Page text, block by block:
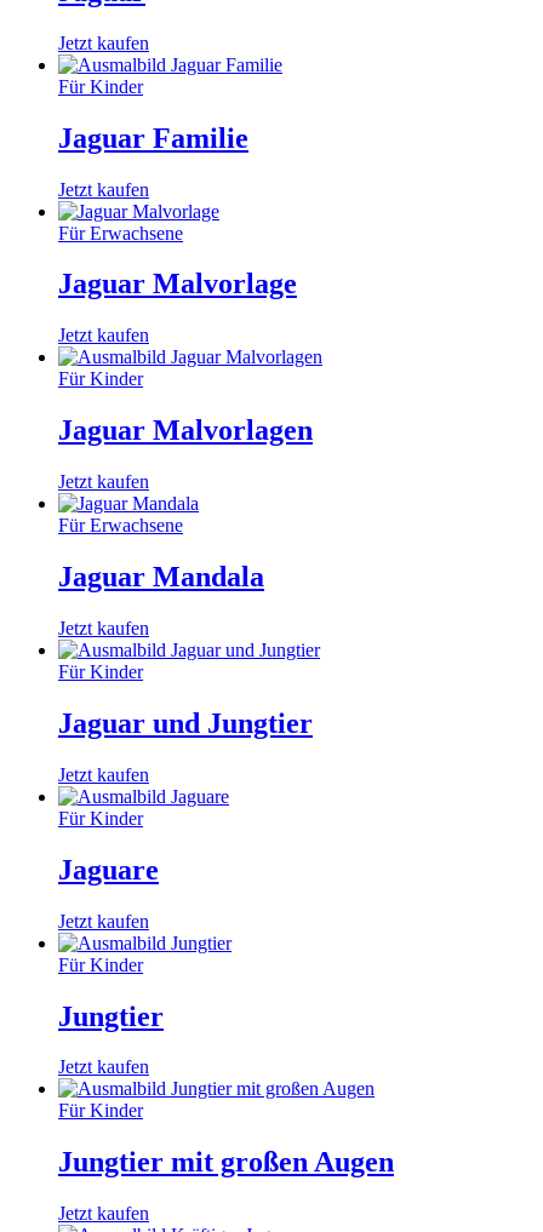
Jetzt kaufen
Für Kinder
Jaguar Familie
Jetzt kaufen
Für Erwachsene
Jaguar Malvorlage
Jetzt kaufen
Für Kinder
Jaguar Malvorlagen
Jetzt kaufen
Für Erwachsene
Jaguar Mandala
Jetzt kaufen
Für Kinder
Jaguar und Jungtier
Jetzt kaufen
Für Kinder
Jaguare
Jetzt kaufen
Für Kinder
Jungtier
Jetzt kaufen
Für Kinder
Jungtier mit großen Augen
Jetzt kaufen